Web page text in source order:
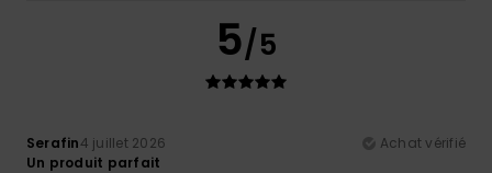
5/5
Serafin4 juillet 2026
Achat vérifié
Un produit parfait